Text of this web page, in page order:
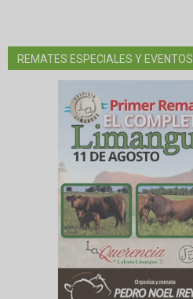
REMATES ESPECIALES Y EVENTOS